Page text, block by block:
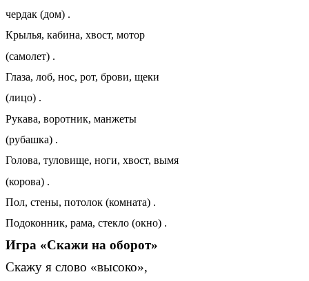
чердак (дом) .
Крылья, кабина, хвост, мотор
(самолет) .
Глаза, лоб, нос, рот, брови, щеки
(лицо) .
Рукава, воротник, манжеты
(рубашка) .
Голова, туловище, ноги, хвост, вымя
(корова) .
Пол, стены, потолок (комната) .
Подоконник, рама, стекло (окно) .
Игра «Скажи на оборот»
Скажу я слово «высоко»,